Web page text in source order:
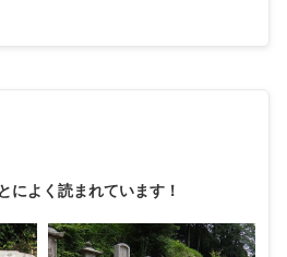
によく読まれています！